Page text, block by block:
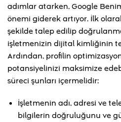
adımlar atarken, Google
önemi giderek artıyor. İlk
şekilde talep edilip
işletmenizin dijital kimliğinin
Ardından, profilin
potansiyelinizi maksimize
süreci şunları içermelidir:
İşletmenin adı, adresi ve
bilgilerin doğruluğunu ve